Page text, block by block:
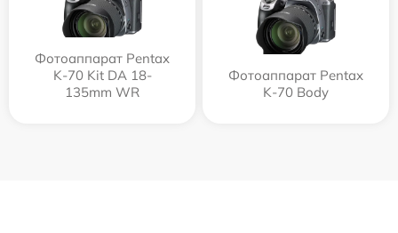
Фотоаппарат Pentax
K-70 Kit DA 18-
135mm WR
Фотоаппарат Pentax
K-70 Body